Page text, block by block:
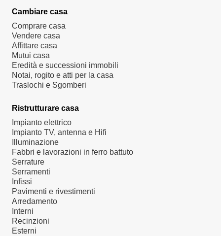
Cambiare casa
Comprare casa
Vendere casa
Affittare casa
Mutui casa
Eredità e successioni immobili
Notai, rogito e atti per la casa
Traslochi e Sgomberi
Ristrutturare casa
Impianto elettrico
Impianto TV, antenna e Hifi
Illuminazione
Fabbri e lavorazioni in ferro battuto
Serrature
Serramenti
Infissi
Pavimenti e rivestimenti
Arredamento
Interni
Recinzioni
Esterni